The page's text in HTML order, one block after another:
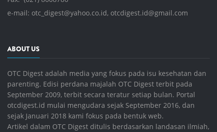
e-mail: otc_digest@yahoo.co.id, otcdigest.id@gmail.com
ABOUT US
OTC Digest adalah media yang fokus pada isu kesehatan dan
parenting. Edisi perdana majalah OTC Digest terbit pada
September 2009, terbit secara teratur setiap bulan. Portal
otcdigest.id mulai mengudara sejak September 2016, dan
sejak Januari 2018 kami fokus pada bentuk web.
Artikel dalam OTC Digest ditulis berdasarkan landasan ilmiah,